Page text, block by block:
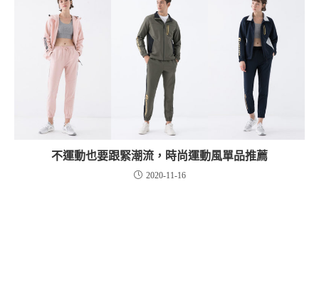
不運動也要跟緊潮流，時尚運動風單品推薦
2020-11-16